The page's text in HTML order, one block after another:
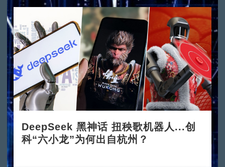
DeepSeek 黑神话 扭秧歌机器人...创
科“六小龙”为何出自杭州？